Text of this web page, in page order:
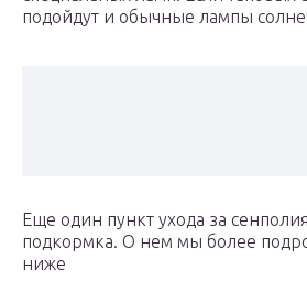
подойдут и обычные лампы
Еще один пункт ухода за
подкормка. О нем мы более
ниже